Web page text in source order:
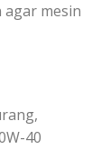
mesin
40